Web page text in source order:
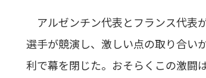
アルゼンチン代表とフランス代表
選手が競演し、激しい点の取り合い
利で幕を閉じた。おそらくこの激闘